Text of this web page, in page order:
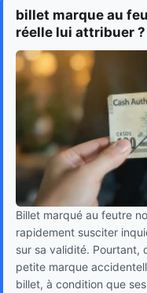
billet marque au
réelle lui attribuer ?
Billet marqué au feutre
rapidement susciter
sur sa validité. Pourtant,
petite marque
billet, à condition que